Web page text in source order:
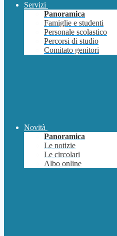
Servizi
Panoramica
Famiglie e studenti
Personale scolastico
Percorsi di studio
Comitato genitori
Novità
Panoramica
Le notizie
Le circolari
Albo online